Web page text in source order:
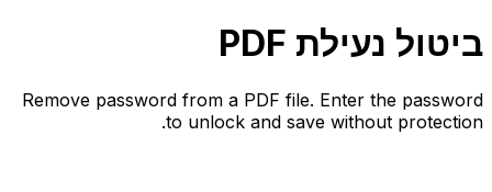
ביטול נעילת PDF
Remove password from a PDF file. Enter the password
to unlock and save without protection.